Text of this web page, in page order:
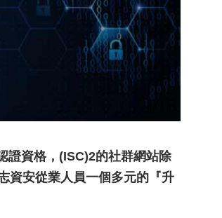
證資格，(ISC)2的社群網站除
資安從業人員一個多元的『升